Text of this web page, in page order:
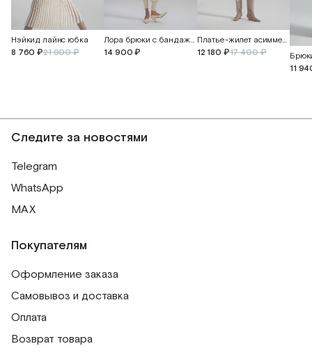
Нэйкид лайнс юбка
8 760 ₽21 900 ₽
Лора брюки с бандажным поясом и манжетами
14 900 ₽
Платье-жилет асимметричное
12 180 ₽17 400 ₽
11
Следите за новостями
Telegram
WhatsApp
MAX
Покупателям
Оформление заказа
Самовывоз и доставка
Оплата
Возврат товара